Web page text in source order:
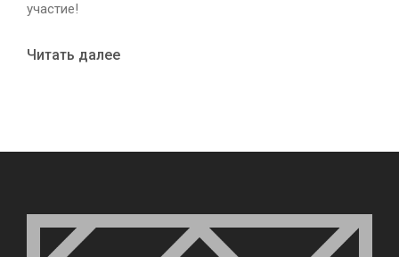
участие!
Читать далее